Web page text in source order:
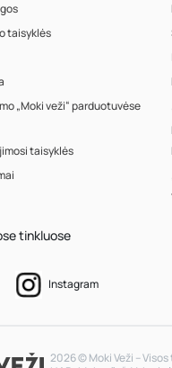
taisyklės
„Moki veži“ parduotuvėse
taisyklės
tinkluose
Instagram
2026 © Moki Veži –